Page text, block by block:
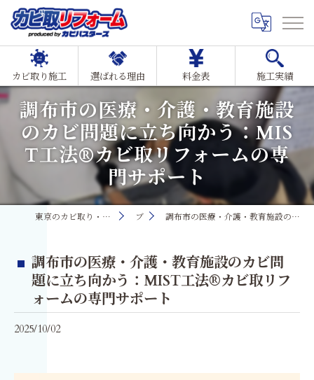
カビ取り施工 選ばれる理由 料金表 施工実績
調布市の医療・介護・教育施設
のカビ問題に立ち向かう：MIS
T工法®カビ取リフォームの専
門サポート
東京のカビ取り・カビ対策ならMIST工法®カビ取リフォーム ブログ 調布市の医療・介護・教育施設のカビ問題に立ち向かう：MIST工法®カビ取リフォームの専門サポート
調布市の医療・介護・教育施設のカビ問
題に立ち向かう：MIST工法®カビ取リフ
ォームの専門サポート
2025/10/02